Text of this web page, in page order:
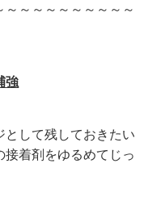
～～～～～～～～～
強
して残しておきたい
着剤をゆるめてじっ